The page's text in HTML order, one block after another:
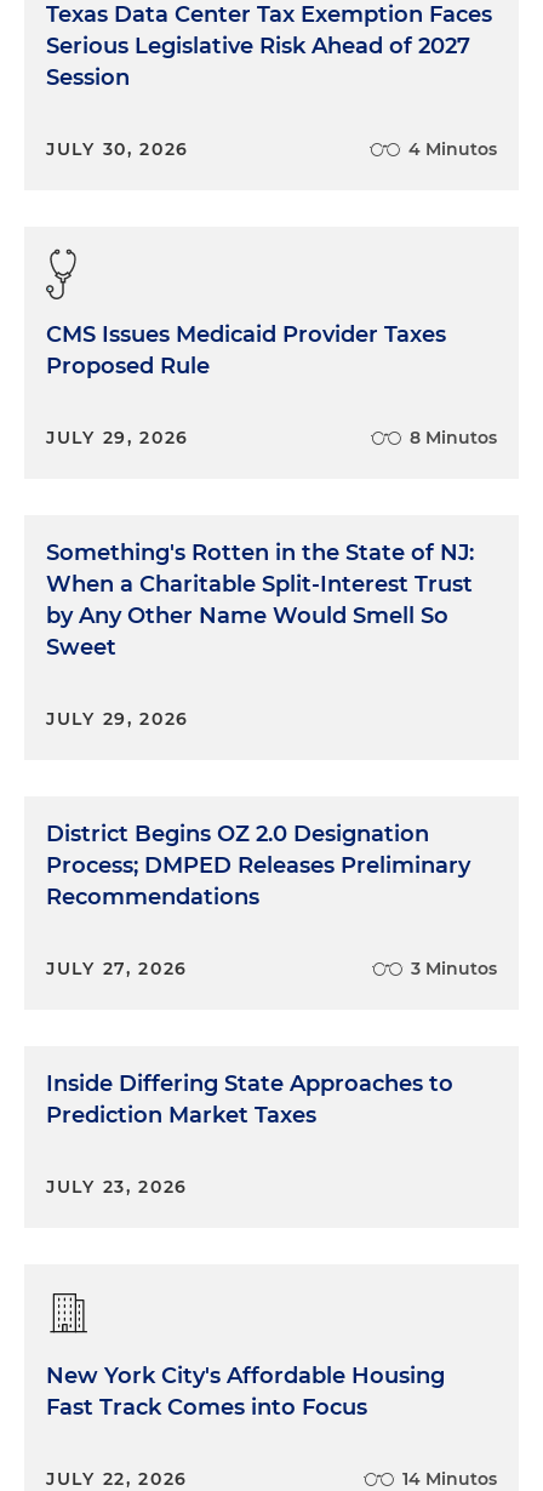
Texas Data Center Tax Exemption Faces
Serious Legislative Risk Ahead of 2027
Session
JULY 30, 2026 4 Minutos
CMS Issues Medicaid Provider Taxes
Proposed Rule
JULY 29, 2026 8 Minutos
Something's Rotten in the State of NJ:
When a Charitable Split-Interest Trust
by Any Other Name Would Smell So
Sweet
JULY 29, 2026
District Begins OZ 2.0 Designation
Process; DMPED Releases Preliminary
Recommendations
JULY 27, 2026 3 Minutos
Inside Differing State Approaches to
Prediction Market Taxes
JULY 23, 2026
New York City's Affordable Housing
Fast Track Comes into Focus
JULY 22, 2026 14 Minutos